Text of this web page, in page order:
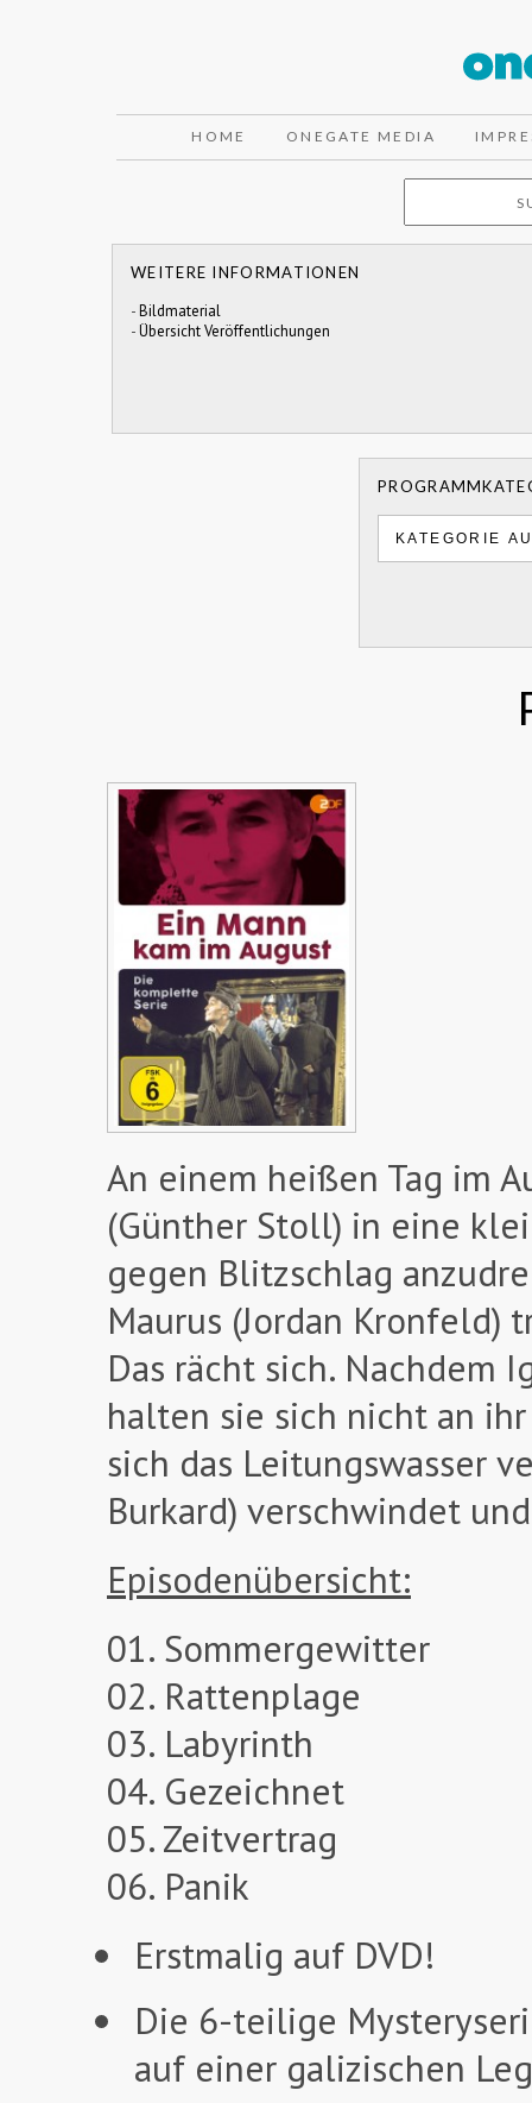
HOME ONEGATE MEDIA
WEITERE INFORMATIONEN
-Bildmaterial
-Übersicht Veröffentlichungen
An einem heißen Tag im
(Günther Stoll) in eine
gegen Blitzschlag
Maurus (Jordan Kronfeld)
Das rächt sich. Nachdem
halten sie sich nicht an
sich das Leitungswasser
Burkard) verschwindet
Episodenübersicht:
01. Sommergewitter
02. Rattenplage
03. Labyrinth
04. Gezeichnet
05. Zeitvertrag
06. Panik
Erstmalig auf DVD!
Die 6-teilige
auf einer galizischen